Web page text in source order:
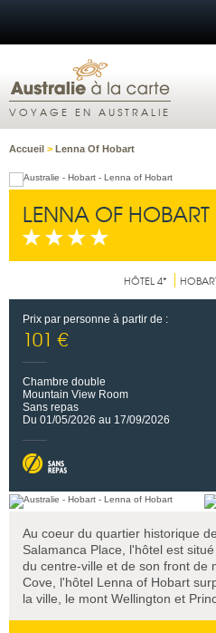
VOYAGE EN AUSTRALIE
Accueil > Lenna Of Hobart
LENNA OF HOBART
HÔTEL 4*
Prix par personne à partir de :
101 €
Chambre double
Mountain View Room
Sans repas
Du 01/05/2026 au 17/09/2026
Au coeur du quartier historique
Salamanca Place, l'hôtel est
du centre-ville et de son front de
Cove, l'hôtel Lenna of Hobart
la ville, le mont Wellington et